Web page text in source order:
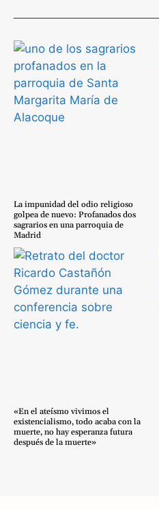
La impunidad del odio religioso
golpea de nuevo: Profanados dos
sagrarios en una parroquia de
Madrid
«En el ateísmo vivimos el
existencialismo, todo acaba con la
muerte, no hay esperanza futura
después de la muerte»